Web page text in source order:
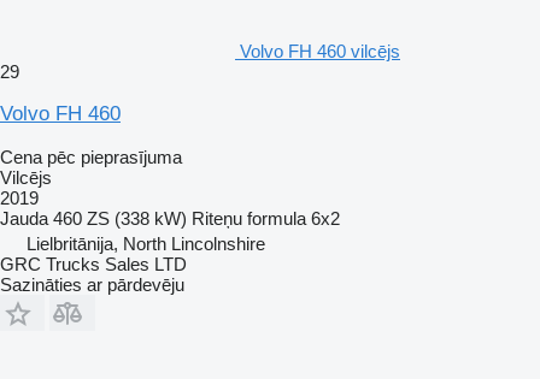
Volvo FH 460 vilcējs
29
Volvo FH 460
Cena pēc pieprasījuma
Vilcējs
2019
Jauda 460 ZS (338 kW) Riteņu formula 6x2
Lielbritānija, North Lincolnshire
GRC Trucks Sales LTD
Sazināties ar pārdevēju